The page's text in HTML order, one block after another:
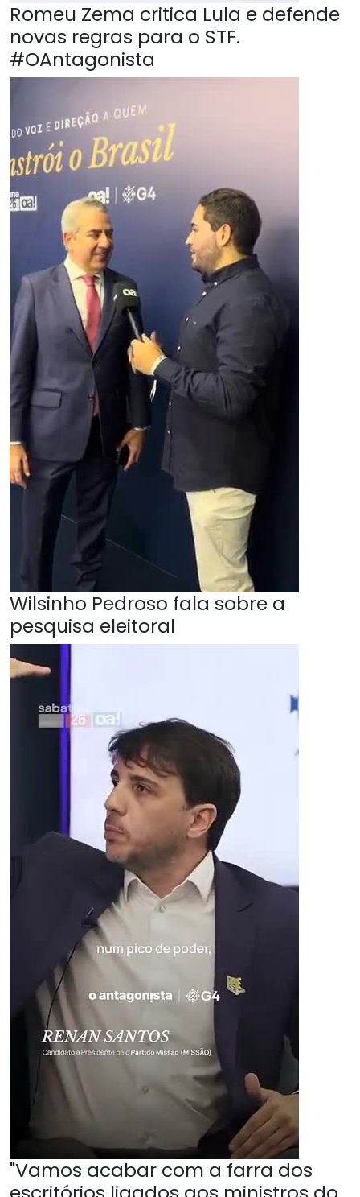
Romeu Zema critica Lula e defende
novas regras para o STF.
#OAntagonista
Wilsinho Pedroso fala sobre a
pesquisa eleitoral
"Vamos acabar com a farra dos